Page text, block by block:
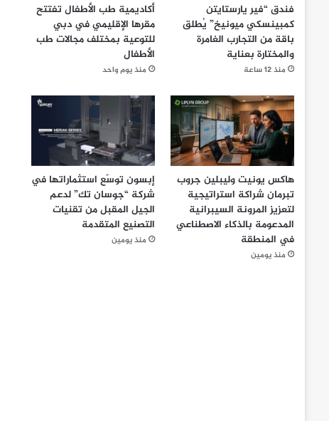
فندق “فير يارستايتن
كمبينسكي ميونيخ” يُطلق
باقة من التجارب الغامرة
والمختارة بعناية
منذ 12 ساعة
أكاديمية طب الأطفال تفتتح
مقرها الإقليمي في دبي
للتوعية بمختلف مجالات طب
الأطفال
منذ يوم واحد
هاكس يونيت وليبلين جروب
تبرمان شراكة استراتيجية
لتعزيز المرونة السيبرانية
المدعومة بالذكاء الاصطناعي
في المنطقة
منذ يومين
إبسون توسّع استثماراتها في
شركة “جوسان تك” لدعم
الجيل المقبل من تقنيات
التصنيع المتقدمة
منذ يومين